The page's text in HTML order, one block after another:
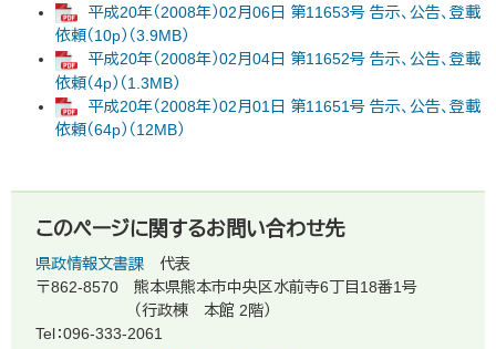
平成20年（2008年）02月06日 第11653号 告示、公告、登載
依頼（10p）（3.9MB）
平成20年（2008年）02月04日 第11652号 告示、公告、登載
依頼（4p）（1.3MB）
平成20年（2008年）02月01日 第11651号 告示、公告、登載
依頼（64p）（12MB）
このページに関するお問い合わせ先
県政情報文書課
代表
〒862-8570
熊本県熊本市中央区水前寺6丁目18番1号
（行政棟 本館 2階）
Tel：096-333-2061